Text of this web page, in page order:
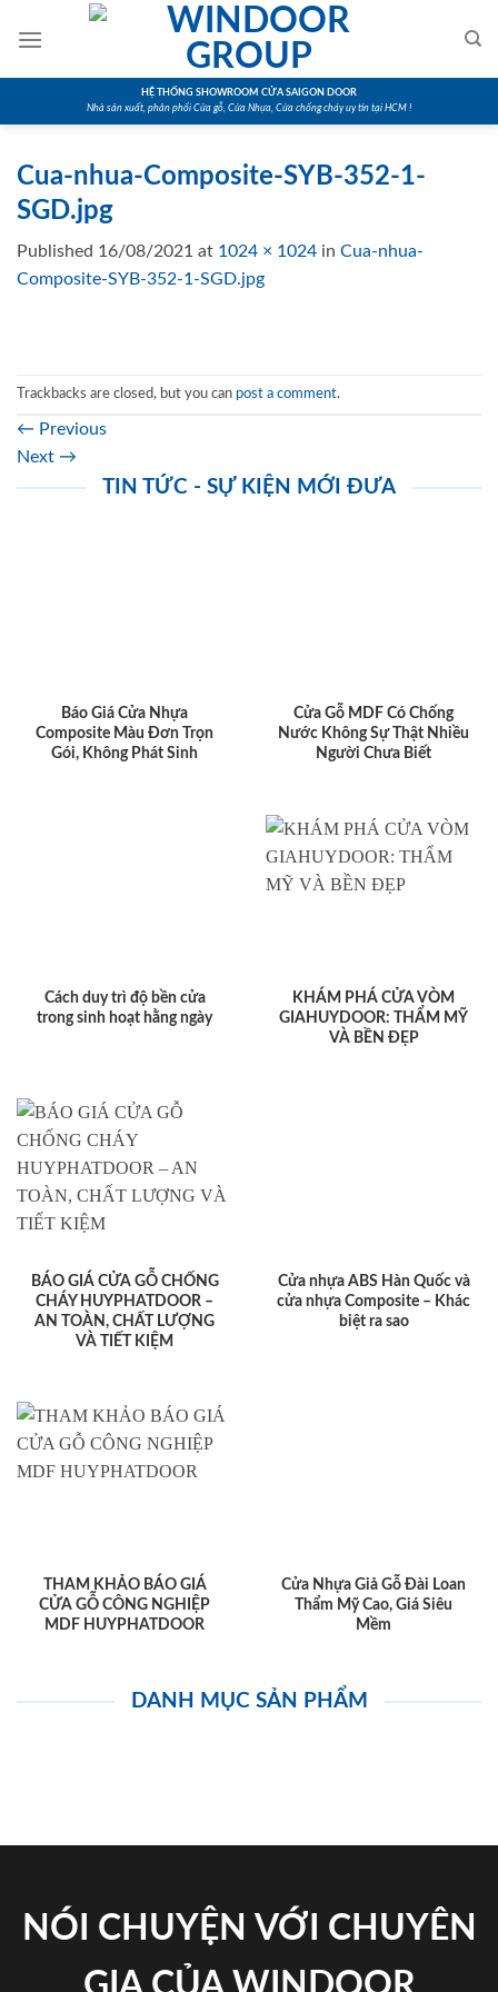
HỆ THỐNG SHOWROOM CỬA SAIGON DOOR
Nhà sản xuất, phân phối Cửa gỗ, Cửa Nhựa, Cửa chống cháy uy tín tại HCM !
Cua-nhua-Composite-SYB-352-1-
SGD.jpg
Published 16/08/2021 at 1024 × 1024 in Cua-nhua-
Composite-SYB-352-1-SGD.jpg
Trackbacks are closed, but you can post a comment.
← Previous
Next →
TIN TỨC - SỰ KIỆN MỚI ĐƯA
Báo Giá Cửa Nhựa
Composite Màu Đơn Trọn
Gói, Không Phát Sinh
Cửa Gỗ MDF Có Chống
Nước Không Sự Thật Nhiều
Người Chưa Biết
Cách duy trì độ bền cửa
trong sinh hoạt hằng ngày
KHÁM PHÁ CỬA VÒM
GIAHUYDOOR: THẨM MỸ
VÀ BỀN ĐẸP
BÁO GIÁ CỬA GỖ CHỐNG
CHÁY HUYPHATDOOR –
AN TOÀN, CHẤT LƯỢNG
VÀ TIẾT KIỆM
Cửa nhựa ABS Hàn Quốc và
cửa nhựa Composite – Khác
biệt ra sao
THAM KHẢO BÁO GIÁ
CỬA GỖ CÔNG NGHIỆP
MDF HUYPHATDOOR
Cửa Nhựa Giả Gỗ Đài Loan
Thẩm Mỹ Cao, Giá Siêu
Mềm
DANH MỤC SẢN PHẨM
NÓI CHUYỆN VỚI CHUYÊN